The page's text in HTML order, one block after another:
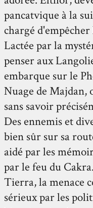
pancatvique à la
chargé
Lactée par la
penser aux
embarque sur le
Nuage de Majdan,
sans savoir
Des ennemis et
bien sûr sur sa
aidé par les
par le feu du
Tierra, la menace
sérieux par les